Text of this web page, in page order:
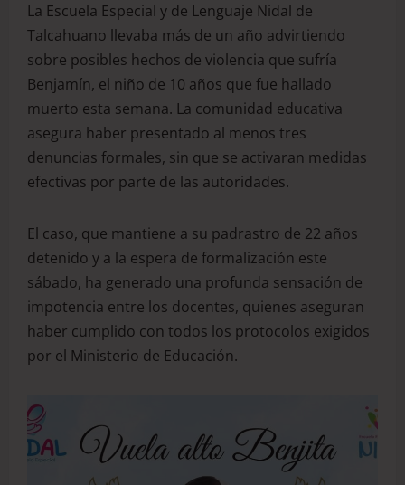
La Escuela Especial y de Lenguaje Nidal de
Talcahuano llevaba más de un año advirtiendo
sobre posibles hechos de violencia que sufría
Benjamín, el niño de 10 años que fue hallado
muerto esta semana. La comunidad educativa
asegura haber presentado al menos tres
denuncias formales, sin que se activaran medidas
efectivas por parte de las autoridades.
El caso, que mantiene a su padrastro de 22 años
detenido y a la espera de formalización este
sábado, ha generado una profunda sensación de
impotencia entre los docentes, quienes aseguran
haber cumplido con todos los protocolos exigidos
por el Ministerio de Educación.